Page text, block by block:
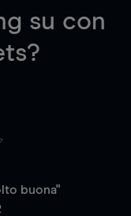
su con
buona"